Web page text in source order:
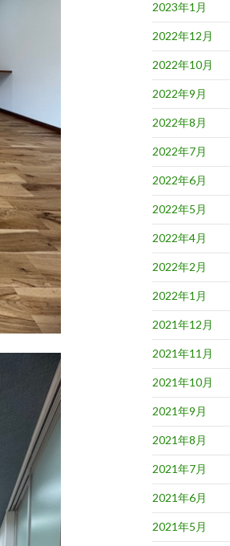
2023年1月
2022年12月
2022年10月
2022年9月
2022年8月
2022年7月
2022年6月
2022年5月
2022年4月
2022年2月
2022年1月
2021年12月
2021年11月
2021年10月
2021年9月
2021年8月
2021年7月
2021年6月
2021年5月